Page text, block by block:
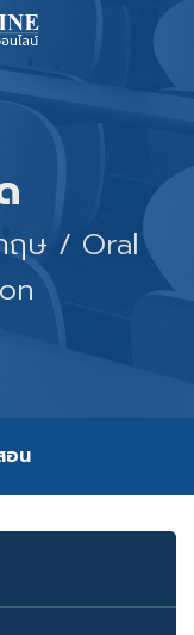
ฤษ / Oral
อน